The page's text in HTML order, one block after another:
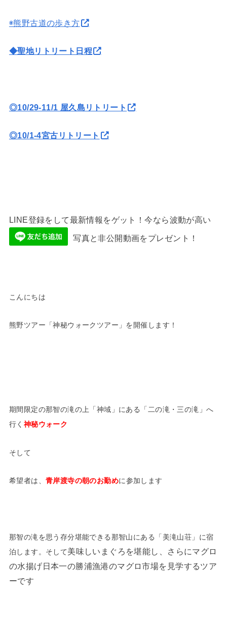
◉熊野古道の歩き方
◆聖地リトリート日程
◎10/29-11/1 屋久島リトリート
◎10/1-4宮古リトリート
LINE登録をして最新情報をゲット！今なら波動が高い
写真と非公開動画をプレゼント！
こんにちは
熊野ツアー「神秘ウォークツアー」を開催します！
期間限定の那智の滝の上「神域」にある「二の滝・三の滝」へ
行く 神秘ウォーク
そして
希望者は、 青岸渡寺の朝のお勤めに参加します
那智の滝を思う存分堪能できる那智山にある「美滝山荘」に宿
泊します。そして美味しいまぐろを堪能し、さらにマグロ
の水揚げ日本一の勝浦漁港のマグロ市場を見学するツア
ーです